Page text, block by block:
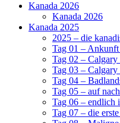
Kanada 2026
Kanada 2026
Kanada 2025
2025 – die
Tag 01 –
Tag 02 – Calgary
Tag 03 –
Tag 04 –
Tag 05 – auf
Tag 06 – endlich
Tag 07 – die